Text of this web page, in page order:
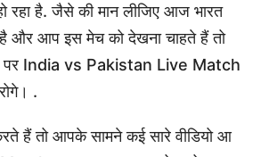
रहा है. जैसे की मान लीजिए आज भारत
है और आप इस मेच को देखना चाहते हैं तो
India vs Pakistan Live Match
.
हैं तो आपके सामने कई सारे वीडियो आ